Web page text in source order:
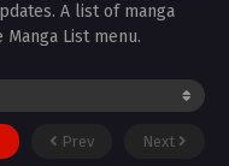
A list of manga
Manga List menu.
Prev Next